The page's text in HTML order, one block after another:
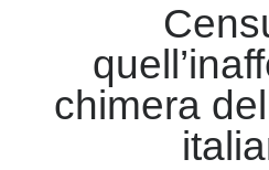
chimera